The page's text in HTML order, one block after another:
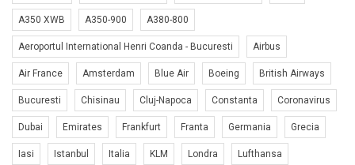
A350 XWB A350-900 A380-800
Aeroportul International Henri Coanda - Bucuresti Airbus
Air France Amsterdam Blue Air Boeing British Airways
Bucuresti Chisinau Cluj-Napoca Constanta Coronavirus
Dubai Emirates Frankfurt Franta Germania Grecia
Iasi Istanbul Italia KLM Londra Lufthansa